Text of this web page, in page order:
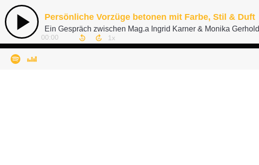
Persönliche Vorzüge betonen mit Farbe, Stil & Duft
Ein Gespräch zwischen Mag.a Ingrid Karner & Monika Gerhold
00:00